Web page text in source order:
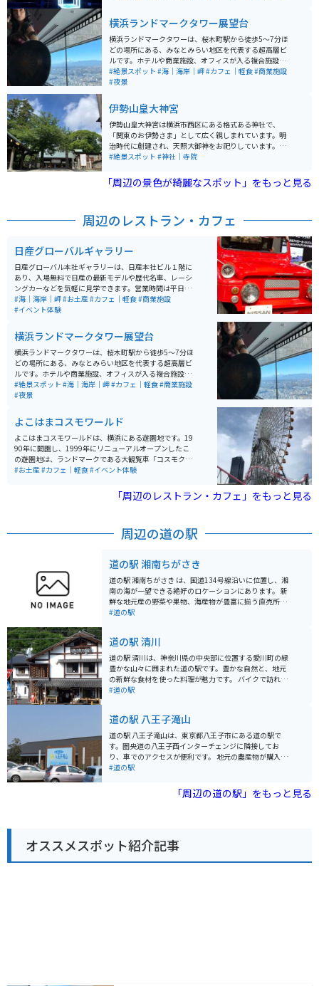
ブ・ツーリングの休憩箇所には丁度良いです。
横浜ランドマークタワー展望台
横浜ランドマークタワーは、桜木町駅から徒歩5〜7分ほ
どの場所にある、みなとみらい地区を代表する超高層ビ
ルです。ホテルや商業施設、オフィスが入る複合施設
で、69階には展望フロア「スカイガーデン」がありま
す。 数十秒で最上階に到達する高速エレベーターも見ど
は圧巻で、窓際に並ぶソファは常に人気。運よく座れた
ら売店でコーヒーを買い、ゆったり景色を眺める贅沢な
時間を過ごせます。混雑することが多いため、開店直後
や夜の時間帯の訪問がおすすめです。
#絶景スポット #海｜海岸｜岬#カフェ｜軽食#商業施設
#夜景
伊勢山皇大神宮
伊勢山皇大神宮は横浜市西区にある格式ある神社で、
「関東のお伊勢さま」として広く親しまれています。明
治時代に創建され、天照大御神をお祀りしています。高
台に位置するため横浜の街を一望でき、静かな境内は参
かな雰囲気の中で多くの人が訪れる神社です。
#絶景スポット #神社｜寺院
「周辺の景色が綺麗なスポット」をもっと見る
周辺のレストラン・カフェ
日産グローバルギャラリー
日産グローバル本社ギャラリーは、日産本社ビル１階に
あり、入場無料で日産の最新モデルや歴代名車、レーシ
ングカーなどを気軽に見学できます。営業時間は平日10:
00～18:00、土日祝は10:00～20:00です。アクセスは横
浜駅東口から徒歩約7分、みなとみらい線・新高島駅か
ックもあり、リラックスできる空間が魅力的です。 さら
に、試乗体験（要予約）ができ、街中や高速を走る日産
のEVやe-POWER車の走りを実際に体感できます。駐車場
はなく近隣のパーキングや提携駐車場「横浜三井ビルデ
ィング駐車場」を利用できます。バイクの場合はベイク
ォーター、高島屋に停めることも可能です。
#海｜海岸｜岬#お土産#カフェ｜軽食#商業施設
#イベント体験
横浜ランドマークタワー展望台
横浜ランドマークタワーは、桜木町駅から徒歩5〜7分ほ
どの場所にある、みなとみらい地区を代表する超高層ビ
ルです。ホテルや商業施設、オフィスが入る複合施設
で、69階には展望フロア「スカイガーデン」がありま
す。 数十秒で最上階に到達する高速エレベーターも見ど
は圧巻で、窓際に並ぶソファは常に人気。運よく座れた
ら売店でコーヒーを買い、ゆったり景色を眺める贅沢な
時間を過ごせます。混雑することが多いため、開店直後
や夜の時間帯の訪問がおすすめです。
#絶景スポット #海｜海岸｜岬#カフェ｜軽食#商業施設
#夜景
よこはまコスモワールド
よこはまコスモワールドは、横浜にある遊園地です。19
90年に開園し、1999年にリニューアルオープンしたこ
の遊園地は、ランドマークである大観覧車「コスモクロ
ック21」で有名です。観覧車からは横浜の夜景を楽しむ
ジェットコースター「バニッシュ！」やウォータースラ
イダーなど、アトラクションが豊富に揃っています。料
できます。
#お土産#カフェ｜軽食#イベント体験
「周辺のレストラン・カフェ」をもっと見る
周辺の道の駅
道の駅 湘南ちがさき
道の駅 湘南ちがさき は、国道134号線沿いに位置し、湘
南の海が一望できる絶好のロケーションにあります。 新
鮮な地元産の野菜や果物、海産物が豊富に揃う直売所
は、湘南の豊かな恵みを感じられるスポットです。朝ど
た、レストランでは、しらす丼や地魚を使った料理な
ど、地元の食材を活かしたメニューが楽しめます。海を
眺めながら食事ができるテラス席もあり、潮風を感じな
がらゆったりとした時間を過ごせます。 バイクで訪れる
方には、無料の駐輪場が用意されているので安心です。
には、江の島や鎌倉などの人気観光スポットも点在して
おり、足を延ばしてみるのも良いでしょう。 道の駅 湘南
ちがさき では、定期的にイベントも開催されています。
地元のアーティストによるライブや、季節のイベントな
ど、湘南の文化に触れることができる機会です。イベン
ト情報は、公式ウェブサイトで確認できます。 お土産に
を使ったお菓子などがおすすめです。 少し足を延ばせ
#道の駅
道の駅 清川
道の駅 清川は、神奈川県の中央部に位置する愛川町の緑
豊かな山々に囲まれた道の駅です。豊かな自然と、地元
の新鮮な食材を使った料理が魅力です。 バイクで訪れる
際は、宮ヶ瀬湖やヤビツ峠など、周辺のワインディング
品である、新鮮な野菜や果物、手作りジャムなどが人気
です。また、レストランでは、地元産の食材をふんだん
に使った料理を楽しむことができます。特に、地元産の
猪肉を使った「猪肉丼」は、ここでしか味わえない人気
メニューです。
#道の駅
道の駅 八王子滝山
道の駅 八王子滝山は、東京都八王子市にある道の駅で
す。圏央道の八王子西インターチェンジに隣接してお
り、車でのアクセスが便利です。 地元の農産物が購入で
きる「農産物直売所」や、地元食材を使った料理が楽し
憩に最適なスポットです。 特に、地元八王子産の新鮮な
野菜は人気が高く、旬の野菜を目当てに訪れる人も多く
の休憩場所としてもおすすめです。道の駅のすぐ近くに
は、滝山城跡や、高尾山など、観光スポットも点在して
いるので、観光拠点としても活用できます。 八王子滝山
#道の駅
「周辺の道の駅」をもっと見る
オススメスポット紹介記事